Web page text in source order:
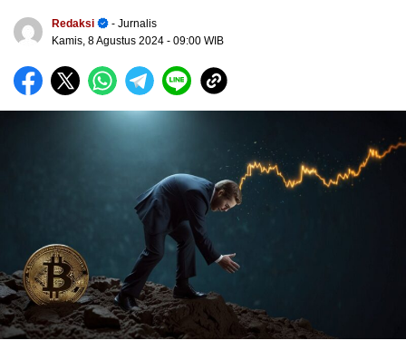
Redaksi
- Jurnalis
Kamis, 8 Agustus 2024 - 09:00 WIB